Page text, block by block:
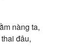
nàng ta,
đâu,